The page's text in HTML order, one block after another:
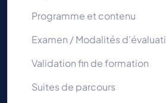
Programme et contenu
Examen / Modalités
Validation fin de formation
Suites de parcours